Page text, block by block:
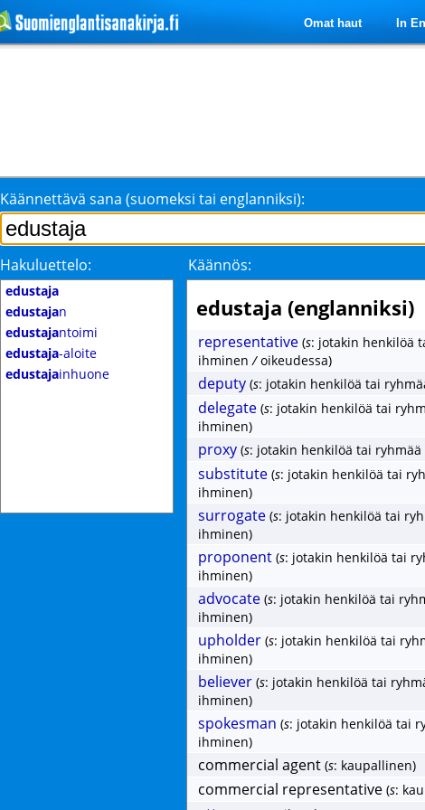
Omat haut In
Käännettävä sana (suomeksi tai englanniksi):
Hakuluettelo: Käännös:
edustaja
edustajan
edustajantoimi
edustaja-aloite
edustajainhuone
edustaja (englanniksi)
representative (s: jotakin henkilöä
ihminen/oikeudessa)
deputy (s: jotakin henkilöä tai
delegate (s: jotakin henkilöä tai
ihminen)
proxy (s: jotakin henkilöä tai
substitute (s: jotakin henkilöä tai
ihminen)
surrogate (s: jotakin henkilöä tai
ihminen)
proponent (s: jotakin henkilöä tai
ihminen)
advocate (s: jotakin henkilöä tai
ihminen)
upholder (s: jotakin henkilöä tai
ihminen)
believer (s: jotakin henkilöä tai
ihminen)
spokesman (s: jotakin henkilöä tai
ihminen)
commercial agent (s: kaupallinen)
commercial representative (s: